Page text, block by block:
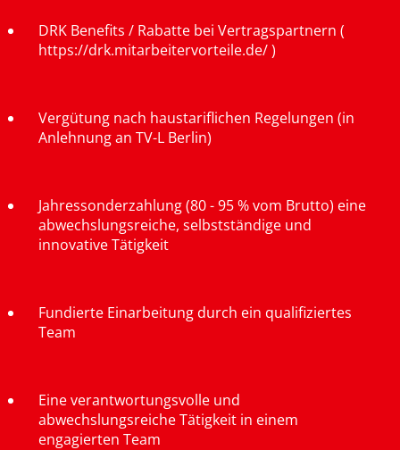
DRK Benefits / Rabatte bei Vertragspartnern (
https://drk.mitarbeitervorteile.de/ )
Vergütung nach haustariflichen Regelungen (in
Anlehnung an TV-L Berlin)
Jahressonderzahlung (80 - 95 % vom Brutto) eine
abwechslungsreiche, selbstständige und
innovative Tätigkeit
Fundierte Einarbeitung durch ein qualifiziertes
Team
Eine verantwortungsvolle und
abwechslungsreiche Tätigkeit in einem
engagierten Team